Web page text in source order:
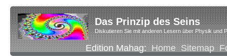
Das Prinzip des Seins
Diskutieren Sie mit anderen Lesern über Physik und
Edition Mahag:Home Sitemap